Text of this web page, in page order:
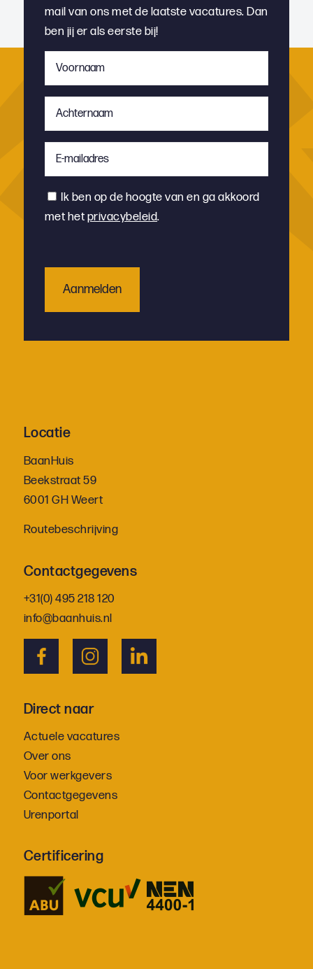
mail van ons met de laatste vacatures. Dan
ben jij er als eerste bij!
Voornaam
Achternaam
*Instemming
Ik ben op de hoogte van en ga akkoord
met het privacybeleid.
Locatie
BaanHuis
Beekstraat 59
6001 GH Weert
Routebeschrijving
Contactgegevens
+31(0) 495 218 120
info@baanhuis.nl
Direct naar
Actuele vacatures
Over ons
Voor werkgevers
Contactgegevens
Urenportal
Certificering